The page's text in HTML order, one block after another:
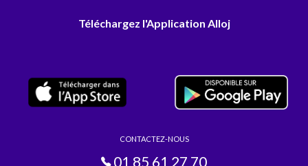
Téléchargez l'Application Alloj
CONTACTEZ-NOUS
01 85 61 27 70